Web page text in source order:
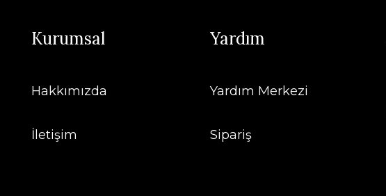
Kurumsal
Hakkımızda
İletişim
Yardım
Yardım Merkezi
Sipariş